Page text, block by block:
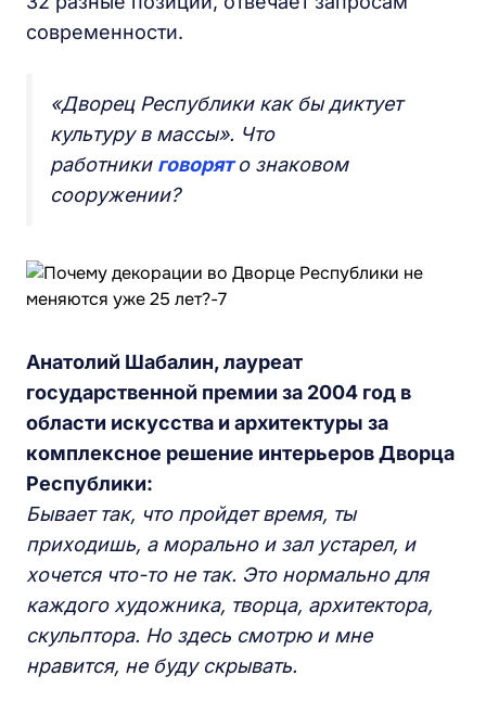
современности.
«Дворец Республики как бы диктует
культуру в массы». Что
работники говорято знаковом
сооружении?
Анатолий Шабалин, лауреат
государственной премии за 2004 год в
области искусства и архитектуры за
комплексное решение интерьеров Дворца
Республики:
Бывает так, что пройдет время, ты
приходишь, а морально и зал устарел, и
хочется что-то не так. Это нормально для
каждого художника, творца, архитектора,
скульптора. Но здесь смотрю и мне
нравится, не буду скрывать.